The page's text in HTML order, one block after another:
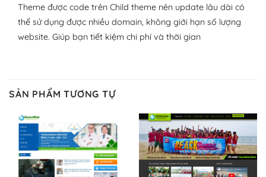
Với mọi Hosting bất kỳ thì WordPress đều có thể dễ
dàng thiết lập vì thực tế nó đã cung cấp khoảng 60%
toàn bộ web.
Dễ dàng lựa chọn Hosting cho website WordPress
– Bảo mật cực tốt
Vì WordPress hiện là nền tảng xây dựng trang web và
blog lớn nhất trên thế giới, quan trọng nhất là bảo vệ
Theme được code trên Child theme nên update lâu dài có
thể sử dụng được nhiều domain, không giới hạn số lượng
website. Giúp bạn tiết kiệm chi phí và thời gian
SẢN PHẨM TƯƠNG TỰ